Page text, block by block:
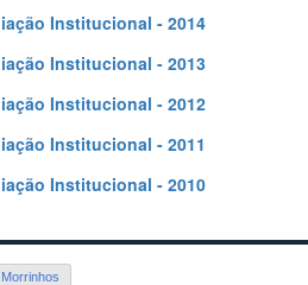
Institucional - 2014
Institucional - 2013
Institucional - 2012
Institucional - 2011
Institucional - 2010